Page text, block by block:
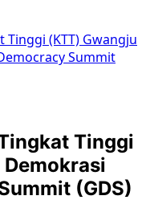
(KTT) Gwangju
Summit
Tinggi
(GDS)